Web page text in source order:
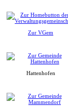
Zur VGem
Hattenhofen